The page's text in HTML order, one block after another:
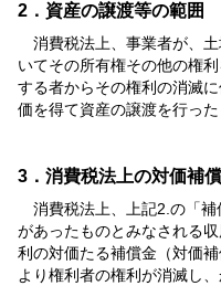
2．資産の譲渡等の範囲
消費税法上、事業者が、
いてその所有権その他の権
する者からその権利の消滅
価を得て資産の譲渡を行っ
3．消費税法上の対価補
消費税法上、上記2.の「補
があったものとみなされる
利の対価たる補償金（対価
より権利者の権利が消滅し